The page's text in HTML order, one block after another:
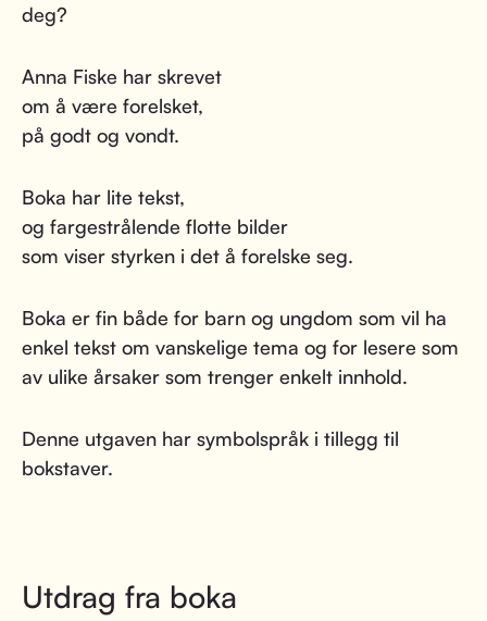
deg?
Anna Fiske har skrevet
om å være forelsket,
på godt og vondt.
Boka har lite tekst,
og fargestrålende flotte bilder
som viser styrken i det å forelske seg.
Boka er fin både for barn og ungdom som vil ha
enkel tekst om vanskelige tema og for lesere som
av ulike årsaker som trenger enkelt innhold.
Denne utgaven har symbolspråk i tillegg til
bokstaver.
Utdrag fra boka